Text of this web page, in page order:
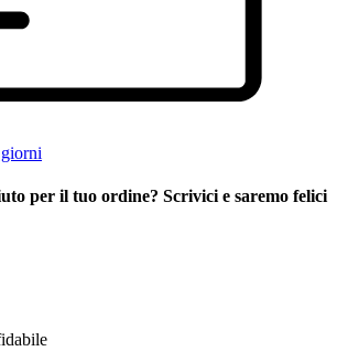
per il tuo ordine? Scrivici e saremo felici